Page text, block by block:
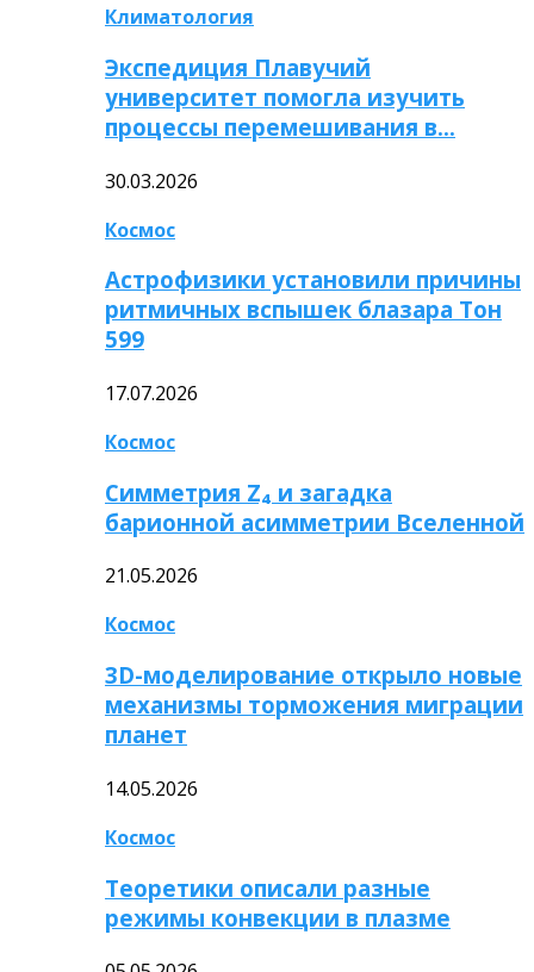
Климатология
Экспедиция Плавучий
университет помогла изучить
процессы перемешивания в…
30.03.2026
Космос
Астрофизики установили причины
ритмичных вспышек блазара Тон
599
17.07.2026
Космос
Симметрия Z₄ и загадка
барионной асимметрии Вселенной
21.05.2026
Космос
3D-моделирование открыло новые
механизмы торможения миграции
планет
14.05.2026
Космос
Теоретики описали разные
режимы конвекции в плазме